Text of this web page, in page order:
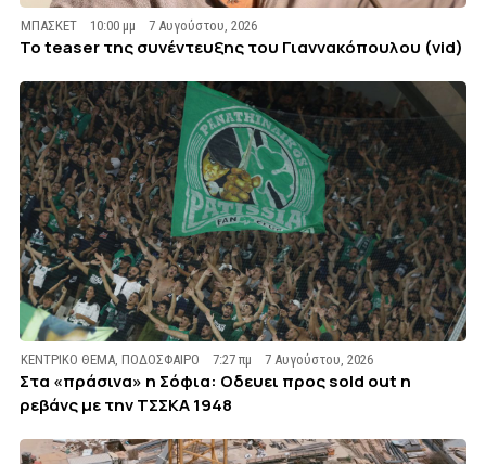
ΜΠΑΣΚΕΤ 10:00 μμ 7 Αυγούστου, 2026
To teaser της συνέντευξης του Γιαννακόπουλου (vid)
ΚΕΝΤΡΙΚΟ ΘΕΜΑ ,ΠΟΔΟΣΦΑΙΡΟ 7:27 πμ 7 Αυγούστου, 2026
Στα «πράσινα» η Σόφια: Οδευει προς sold out η
ρεβάνς με την ΤΣΣΚΑ 1948